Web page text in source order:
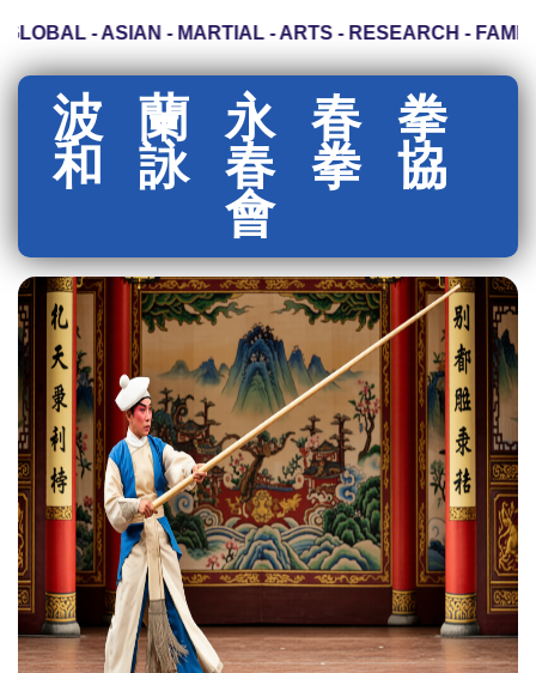
- ASIAN - MARTIAL - ARTS - RESEARCH - FAMILY
波蘭永春拳
和詠春拳協
會